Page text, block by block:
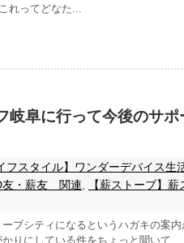
れってどなた...
岐阜に行って今後のサ
フスタイル】ワンダーデバイス生
友・薪友 関連 【薪ストーブ】
ブシティになるというハガキの案
りにしている件をちょっと聞いて...